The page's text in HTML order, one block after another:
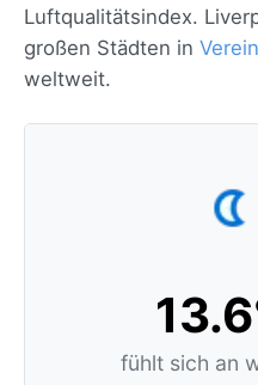
Luftqualitätsindex.
großen Städten in
weltweit.
fühlt sich an